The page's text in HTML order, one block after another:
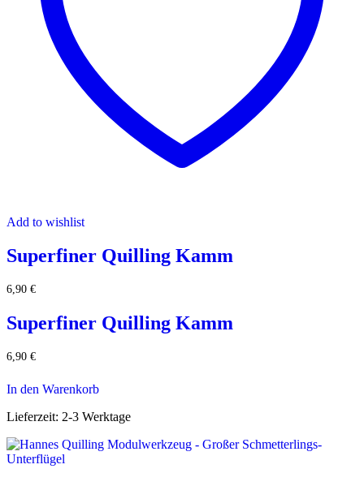
Add to wishlist
Superfiner Quilling Kamm
6,90 €
Superfiner Quilling Kamm
6,90 €
In den Warenkorb
Lieferzeit: 2-3 Werktage